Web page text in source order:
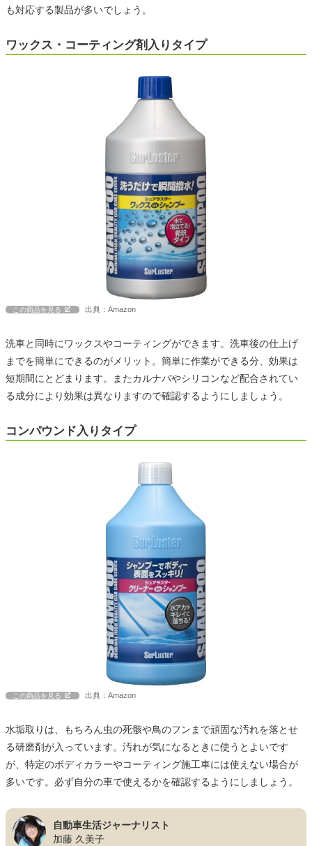
も対応する製品が多いでしょう。
ワックス・コーティング剤入りタイプ
この商品を見る 出典：Amazon
洗車と同時にワックスやコーティングができます。洗車後の仕上げ
までを簡単にできるのがメリット。簡単に作業ができる分、効果は
短期間にとどまります。またカルナバやシリコンなど配合されてい
る成分により効果は異なりますので確認するようにしましょう。
コンパウンド入りタイプ
この商品を見る 出典：Amazon
水垢取りは、もちろん虫の死骸や鳥のフンまで頑固な汚れを落とせ
る研磨剤が入っています。汚れが気になるときに使うとよいです
が、特定のボディカラーやコーティング施工車には使えない場合が
多いです。必ず自分の車で使えるかを確認するようにしましょう。
自動車生活ジャーナリスト
加藤 久美子